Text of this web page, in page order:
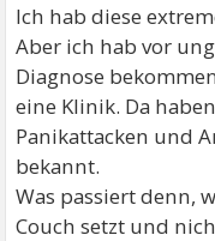
Ich hab diese
Aber ich hab vor
Diagnose
eine Klinik. Da
Panikattacken und
bekannt.
Was passiert denn,
Couch setzt und